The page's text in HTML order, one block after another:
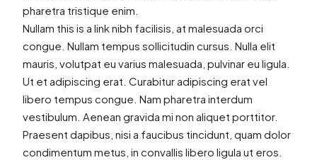
pharetra tristique enim.
Nullam this is a link nibh facilisis, at malesuada orci
congue. Nullam tempus sollicitudin cursus. Nulla elit
mauris, volutpat eu varius malesuada, pulvinar eu ligula.
Ut et adipiscing erat. Curabitur adipiscing erat vel
libero tempus congue. Nam pharetra interdum
vestibulum. Aenean gravida mi non aliquet porttitor.
Praesent dapibus, nisi a faucibus tincidunt, quam dolor
condimentum metus, in convallis libero ligula ut eros.